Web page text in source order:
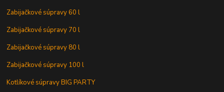
Zabijačkové súpravy 60 l
Zabijačkové súpravy 70 l
Zabijačkové súpravy 80 l
Zabijačkové súpravy 100 l
Kotlíkové súpravy BIG PARTY